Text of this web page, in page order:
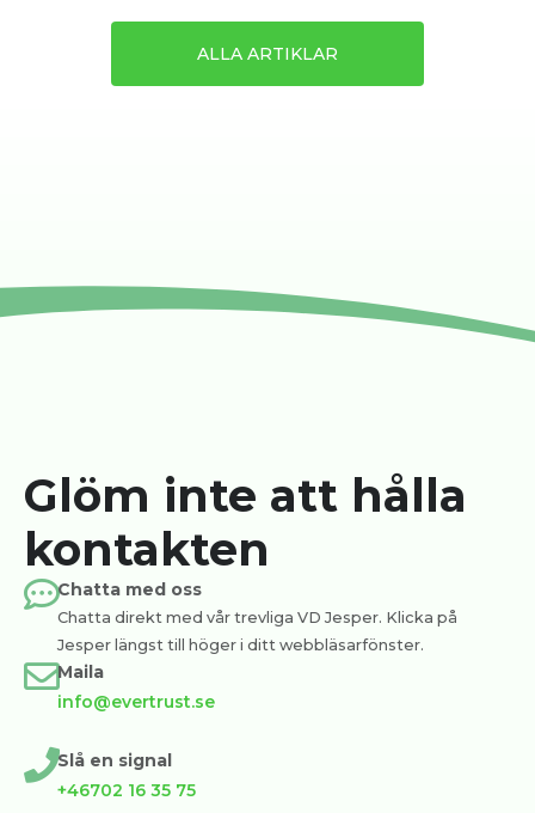
ALLA ARTIKLAR
Glöm inte att hålla
kontakten
Chatta med oss
Chatta direkt med vår trevliga VD Jesper. Klicka på
Jesper längst till höger i ditt webbläsarfönster.
Maila
info@evertrust.se
Slå en signal
+46702 16 35 75